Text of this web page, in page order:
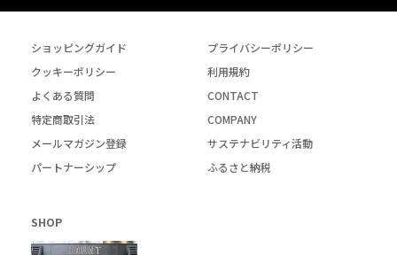
ショッピングガイド
プライバシーポリシー
クッキーポリシー
利用規約
よくある質問
CONTACT
特定商取引法
COMPANY
メールマガジン登録
サステナビリティ活動
パートナーシップ
ふるさと納税
SHOP